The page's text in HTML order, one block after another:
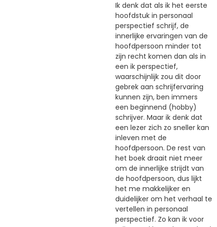
Ik denk dat als ik het eerste
hoofdstuk in personaal
perspectief schrijf, de
innerlijke ervaringen van de
hoofdpersoon minder tot
zijn recht komen dan als in
een ik perspectief,
waarschijnlijk zou dit door
gebrek aan schrijfervaring
kunnen zijn, ben immers
een beginnend (hobby)
schrijver. Maar ik denk dat
een lezer zich zo sneller kan
inleven met de
hoofdpersoon. De rest van
het boek draait niet meer
om de innerlijke strijdt van
de hoofdpersoon, dus lijkt
het me makkelijker en
duidelijker om het verhaal te
vertellen in personaal
perspectief. Zo kan ik voor